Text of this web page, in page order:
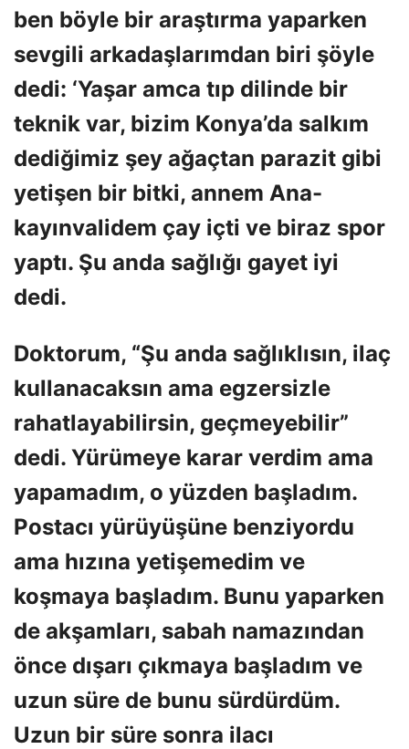
ben böyle bir araştırma yaparken
sevgili arkadaşlarımdan biri şöyle
dedi: ‘Yaşar amca tıp dilinde bir
teknik var, bizim Konya’da salkım
dediğimiz şey ağaçtan parazit gibi
yetişen bir bitki, annem Ana-
kayınvalidem çay içti ve biraz spor
yaptı. Şu anda sağlığı gayet iyi
dedi.
Doktorum, “Şu anda sağlıklısın, ilaç
kullanacaksın ama egzersizle
rahatlayabilirsin, geçmeyebilir”
dedi. Yürümeye karar verdim ama
yapamadım, o yüzden başladım.
Postacı yürüyüşüne benziyordu
ama hızına yetişemedim ve
koşmaya başladım. Bunu yaparken
de akşamları, sabah namazından
önce dışarı çıkmaya başladım ve
uzun süre de bunu sürdürdüm.
Uzun bir süre sonra ilacı